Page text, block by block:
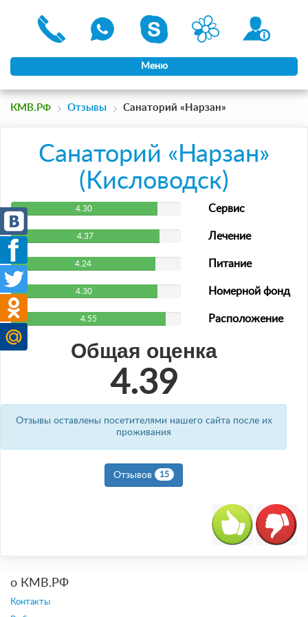
Меню
КМВ.РФ Отзывы Санаторий «Нарзан»
Санаторий «Нарзан»
(Кисловодск)
4.30 Сервис
4.37 Лечение
4.24 Питание
4.30 Номерной фонд
4.55 Расположение
Общая оценка
4.39
Отзывы оставлены посетителями нашего сайта после их
проживания
Отзывов 15
о КМВ.РФ
Контакты